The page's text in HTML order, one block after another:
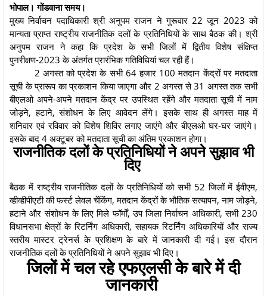
भोपाल। गोंडवाना समय।
मुख्य निर्वाचन पदाधिकारी श्री अनुपम राजन ने गुरूवार 22 जून 2023 को
मान्यता प्राप्त राष्ट्रीय राजनीतिक दलों के प्रतिनिधियों के साथ बैठक की। श्री
अनुपम राजन ने कहा कि प्रदेश के सभी जिलों में द्वितीय विशेष संक्षिप्त
पुनरीक्षण-2023 के अंतर्गत प्रारंभिक गतिविधियां चल रही हैं।
2 अगस्त को प्रदेश के सभी 64 हजार 100 मतदान केंद्रों पर मतदाता
सूची के प्रारूप का प्रकाशन किया जाएगा और 2 अगस्त से 31 अगस्त तक सभी
बीएलओ अपने-अपने मतदान केंद्र पर उपस्थित रहेंगे और मतदाता सूची में नाम
जोड़ने, हटाने, संशोधन के लिए आवेदन लेंगे। इसके साथ ही अगस्त माह में
शनिवार एवं रविवार को विशेष शिविर लगाए जाएंगे और बीएलओ घर-घर जाएंगे।
इसके बाद 4 अक्टूबर को मतदाता सूची का अंतिम प्रकाशन होगा।
राजनीतिक दलों के प्रतिनिधियों ने अपने सुझाव भी
दिए
बैठक में राष्ट्रीय राजनीतिक दलों के प्रतिनिधियों को सभी 52 जिलों में ईवीएम,
व्हीव्हीपीएटी की फर्स्ट लेवल चेंकिंग, मतदान केंद्रों के भौतिक सत्यापन, नाम जोड़ने,
हटाने और संशोधन के लिए मिले फॉर्मों, उप जिला निर्वाचन अधिकारी, सभी 230
विधानसभा क्षेत्रों के रिटर्निंग अधिकारी, सहायक रिटर्निंग अधिकारियों और राज्य
स्तरीय मास्टर ट्रेनर्स के प्रशिक्षण के बारे में जानकारी दी गई। इस दौरान
राजनीतिक दलों के प्रतिनिधियों ने अपने सुझाव भी दिए।
जिलों में चल रहे एफएलसी के बारे में दी
जानकारी